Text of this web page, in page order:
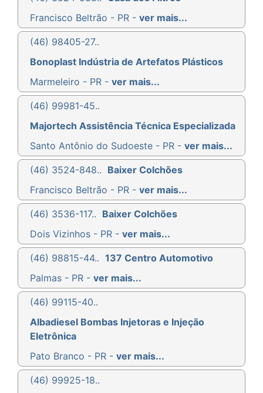
Francisco Beltrão - PR - ver mais...
(46) 98405-27..
Bonoplast Indústria de Artefatos Plásticos
Marmeleiro - PR - ver mais...
(46) 99981-45..
Majortech Assistência Técnica Especializada
Santo Antônio do Sudoeste - PR - ver mais...
(46) 3524-848.. Baixer Colchões
Francisco Beltrão - PR - ver mais...
(46) 3536-117.. Baixer Colchões
Dois Vizinhos - PR - ver mais...
(46) 98815-44.. 137 Centro Automotivo
Palmas - PR - ver mais...
(46) 99115-40..
Albadiesel Bombas Injetoras e Injeção
Eletrônica
Pato Branco - PR - ver mais...
(46) 99925-18..